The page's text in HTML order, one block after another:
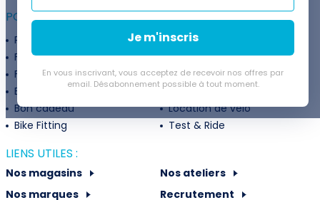
POUR ALLER PLUS LOIN :
Programme fidélité
Entreprises
Financement
Services
Flexibilité de paiement
Subventions
Extension de garantie
Politique de retour
Bon cadeau
Location de vélo
Bike Fitting
Test & Ride
LIENS UTILES :
Nos magasins
Nos ateliers
Nos marques
Recrutement
Je m'inscris
En vous inscrivant, vous acceptez de recevoir nos offres par
email. Désabonnement possible à tout moment.